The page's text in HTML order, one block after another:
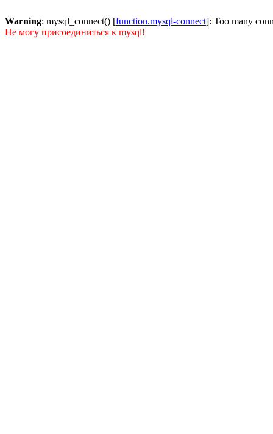
Warning: mysql_connect() [function.mysql-connect]: Too many
Не могу присоединиться к mysql!